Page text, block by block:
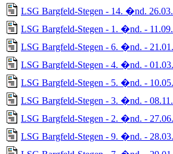
LSG Bargfeld-Stegen - 14. �nd.
LSG Bargfeld-Stegen - 1. �nd. -
LSG Bargfeld-Stegen - 6. �nd. -
LSG Bargfeld-Stegen - 4. �nd. -
LSG Bargfeld-Stegen - 5. �nd. -
LSG Bargfeld-Stegen - 3. �nd. -
LSG Bargfeld-Stegen - 2. �nd. -
LSG Bargfeld-Stegen - 9. �nd. -